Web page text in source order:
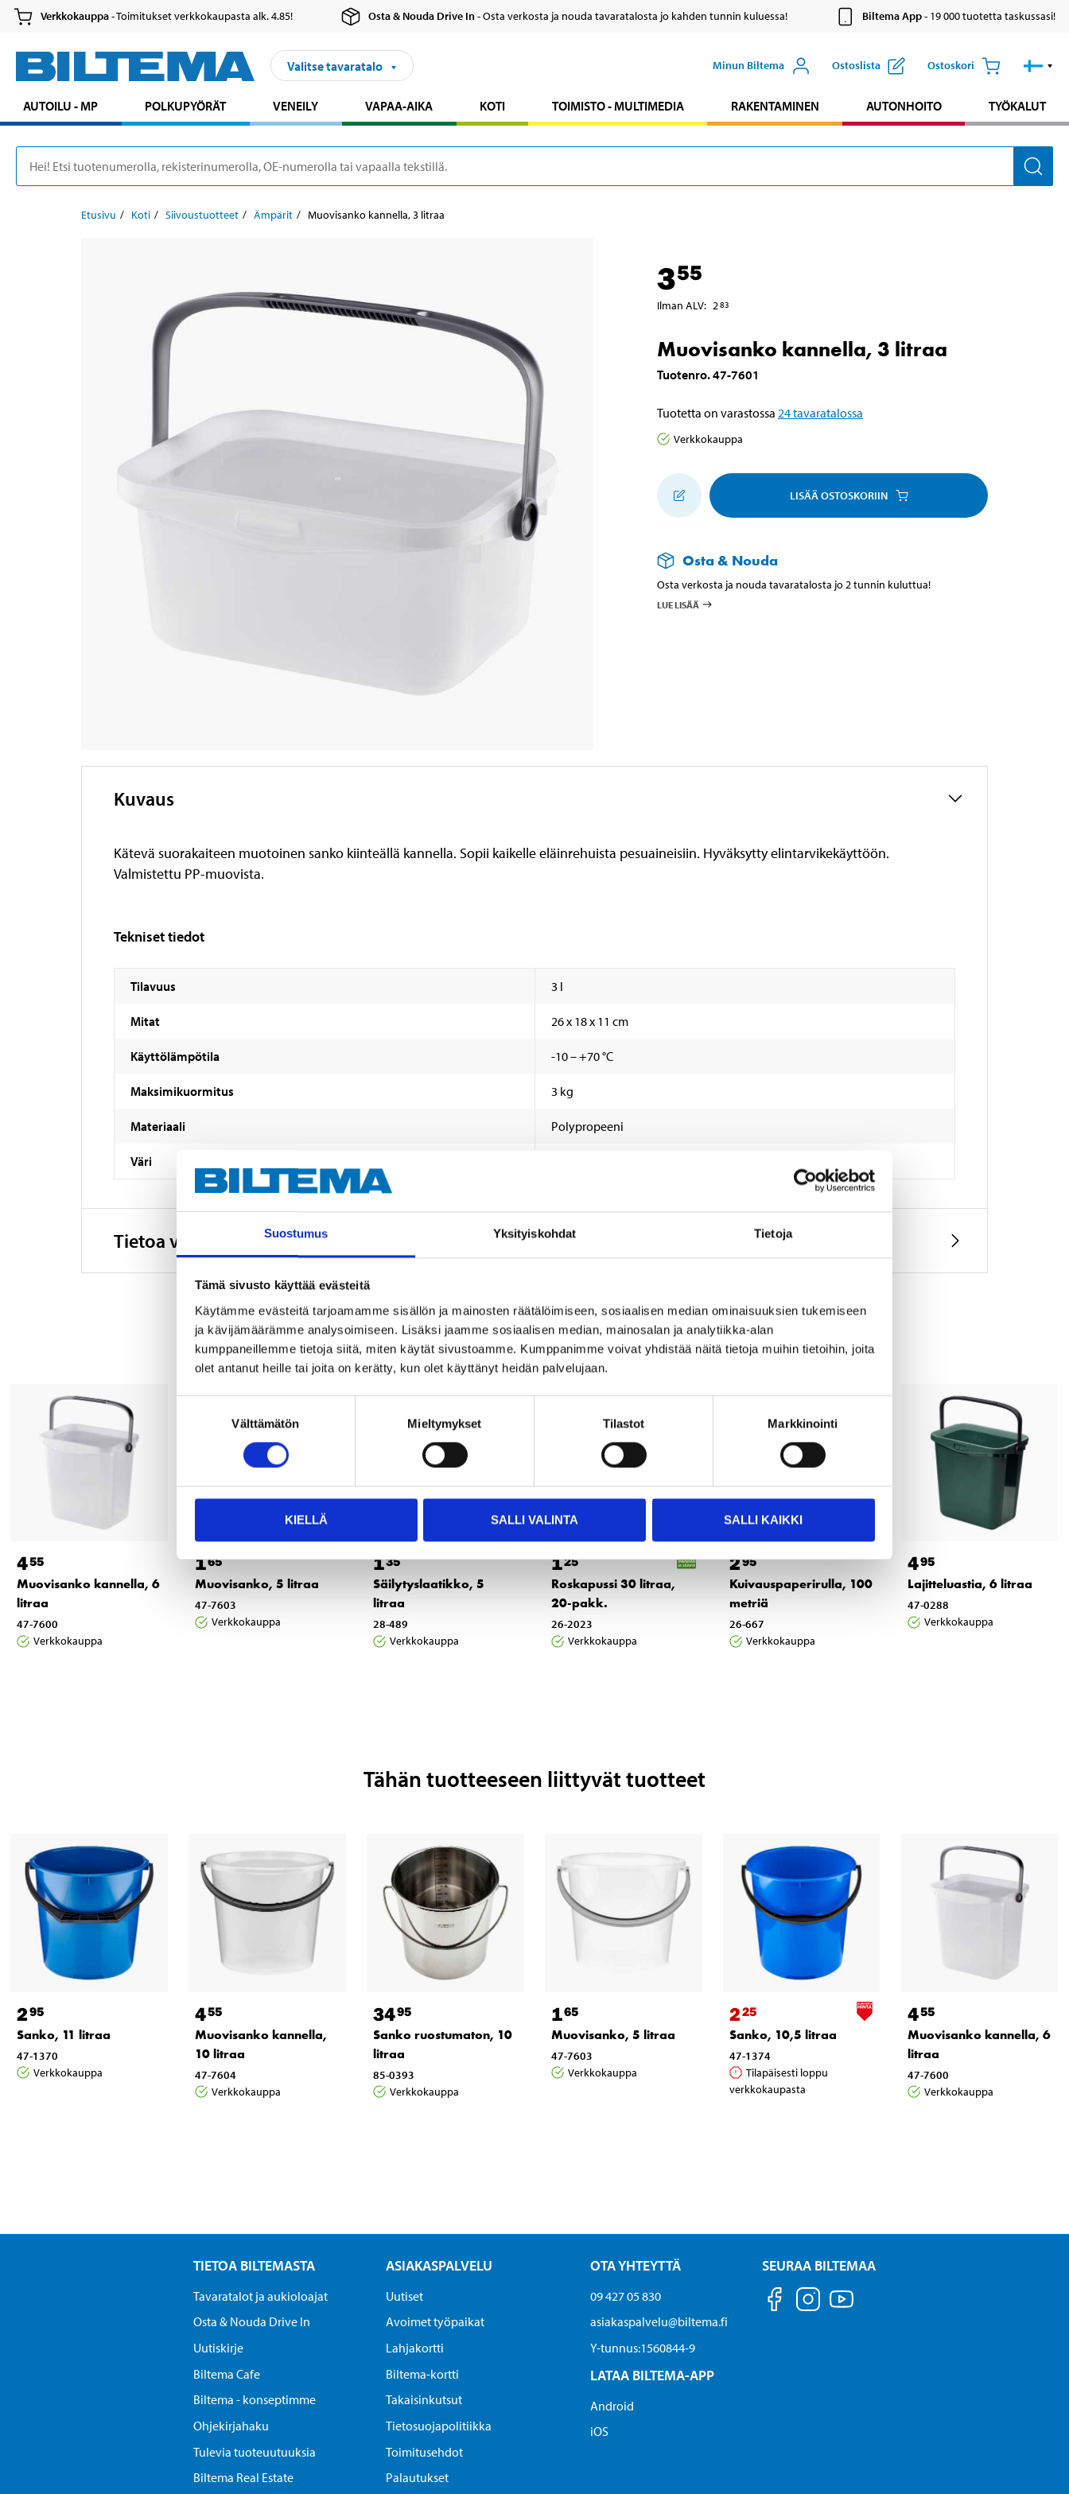
Suostumus Yksityiskohdat Tietoja
Tämä sivusto käyttää evästeitä
Käytämme evästeitä tarjoamamme sisällön ja mainosten räätälöimiseen, sosiaalisen median ominaisuuksien tukemiseen
ja kävijämäärämme analysoimiseen. Lisäksi jaamme sosiaalisen median, mainosalan ja analytiikka-alan
kumppaneillemme tietoja siitä, miten käytät sivustoamme. Kumppanimme voivat yhdistää näitä tietoja muihin tietoihin, joita
olet antanut heille tai joita on kerätty, kun olet käyttänyt heidän palvelujaan.
Välttämätön Mieltymykset Tilastot Markkinointi
KIELLÄ SALLI VALINTA SALLI KAIKKI
Verkkokauppa- Toimitukset verkkokaupasta alk. 4.85! Osta & Nouda Drive In- Osta verkosta ja nouda tavaratalosta jo kahden tunnin kuluessa! Biltema App- 19 000 tuotetta taskussasi!
Valitse tavaratalo Minun Biltema Ostoslista Ostoskori
AUTOILU - MP POLKUPYÖRÄT VENEILY VAPAA-AIKA KOTI TOIMISTO - MULTIMEDIA RAKENTAMINEN AUTONHOITO TYÖKALUT
Etusivu Koti Siivoustuotteet Ämpärit Muovisanko kannella, 3 litraa
355
Ilman ALV: 283
Muovisanko kannella, 3 litraa
Tuotenro.47-7601
Tuotetta on varastossa 24tavaratalossa
Verkkokauppa
LISÄÄ OSTOSKORIIN
Osta & Nouda
Osta verkosta ja nouda tavaratalosta jo 2 tunnin kuluttua!
LUE LISÄÄ
Kuvaus
Kätevä suorakaiteen muotoinen sanko kiinteällä kannella. Sopii kaikelle eläinrehuista pesuaineisiin. Hyväksytty elintarvikekäyttöön.
Valmistettu PP-muovista.
Tekniset tiedot
Tilavuus 3 l
Mitat 26 x 18 x 11 cm
Käyttölämpötila -10 – +70 °C
Maksimikuormitus 3 kg
Materiaali Polypropeeni
Väri
Tietoa valmistajasta
Muut asiakkaat ostivat myös
455
Muovisanko kannella, 6
litraa
47-7600
Verkkokauppa
165
Muovisanko, 5 litraa
47-7603
Verkkokauppa
135
Säilytyslaatikko, 5
litraa
28-489
Verkkokauppa
125
Roskapussi 30 litraa,
20-pakk.
26-2023
Verkkokauppa
295
Kuivauspaperirulla, 100
metriä
26-667
Verkkokauppa
495
Lajitteluastia, 6 litraa
47-0288
Verkkokauppa
Tähän tuotteeseen liittyvät tuotteet
295
Sanko, 11 litraa
47-1370
Verkkokauppa
455
Muovisanko kannella,
10 litraa
47-7604
Verkkokauppa
3495
Sanko ruostumaton, 10
litraa
85-0393
Verkkokauppa
165
Muovisanko, 5 litraa
47-7603
Verkkokauppa
225
Sanko, 10,5 litraa
47-1374
Tilapäisesti loppu
verkkokaupasta
455
Muovisanko kannella, 6
litraa
47-7600
Verkkokauppa
TIETOA BILTEMASTA
Tavaratalot ja aukioloajat
Osta & Nouda Drive In
Uutiskirje
Biltema Cafe
Biltema - konseptimme
Ohjekirjahaku
Tulevia tuoteuutuuksia
Biltema Real Estate
ASIAKASPALVELU
Uutiset
Avoimet työpaikat
Lahjakortti
Biltema-kortti
Takaisinkutsut
Tietosuojapolitiikka
Toimitusehdot
Palautukset
OTA YHTEYTTÄ
09 427 05 830
asiakaspalvelu@biltema.fi
Y-tunnus:1560844-9
LATAA BILTEMA-APP
Android
iOS
SEURAA BILTEMAA